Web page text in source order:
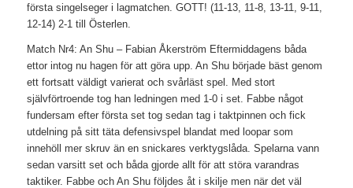
första singelseger i lagmatchen. GOTT! (11-13, 11-8, 13-11, 9-11,
12-14) 2-1 till Österlen.
Match Nr4: An Shu – Fabian Åkerström Eftermiddagens båda
ettor intog nu hagen för att göra upp. An Shu började bäst genom
ett fortsatt väldigt varierat och svårläst spel. Med stort
självförtroende tog han ledningen med 1-0 i set. Fabbe något
fundersam efter första set tog sedan tag i taktpinnen och fick
utdelning på sitt täta defensivspel blandat med loopar som
innehöll mer skruv än en snickares verktygslåda. Spelarna vann
sedan varsitt set och båda gjorde allt för att störa varandras
taktiker. Fabbe och An Shu följdes åt i skilje men när det väl